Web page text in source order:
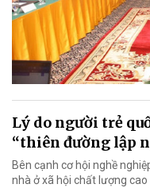
Lý do người trẻ
“thiên đường lập
Bên cạnh cơ hội nghề
nhà ở xã hội chất lượng